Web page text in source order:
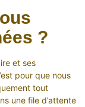
?
et ses
pour que nous
tout
une file d’attente